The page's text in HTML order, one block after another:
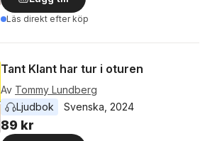
Läs direkt efter köp
Tant Klant har tur i oturen
Av Tommy Lundberg
Ljudbok
Svenska 2024
89 kr